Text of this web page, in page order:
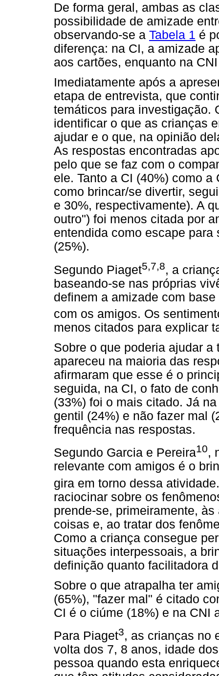
De forma geral, ambas as
possibilidade de amizade
observando-se a Tabela 1 é
diferença: na CI, a amizade
aos cartões, enquanto na
Imediatamente após a
etapa de entrevista, que
temáticos para investigação.
identificar o que as crianças
ajudar e o que, na opinião
As respostas encontradas
pelo que se faz com o
ele. Tanto a CI (40%) como
como brincar/se divertir,
e 30%, respectivamente). A
outro") foi menos citada por
entendida como escape
(25%).
Segundo Piaget5,7,8, a
baseando-se nas próprias
definem a amizade com
com os amigos. Os
menos citados para explicar
Sobre o que poderia ajudar
apareceu na maioria das
afirmaram que esse é o
seguida, na CI, o fato de
(33%) foi o mais citado. Já
gentil (24%) e não fazer mal
frequência nas respostas.
Segundo Garcia e Pereira10,
relevante com amigos é o
gira em torno dessa
raciocinar sobre os
prende-se, primeiramente,
coisas e, ao tratar dos
Como a criança consegue
situações interpessoais, a
definição quanto facilitadora
Sobre o que atrapalha ter
(65%), "fazer mal" é citado
CI é o ciúme (18%) e na CNI
Para Piaget3, as crianças no
volta dos 7, 8 anos, idade
pessoa quando esta